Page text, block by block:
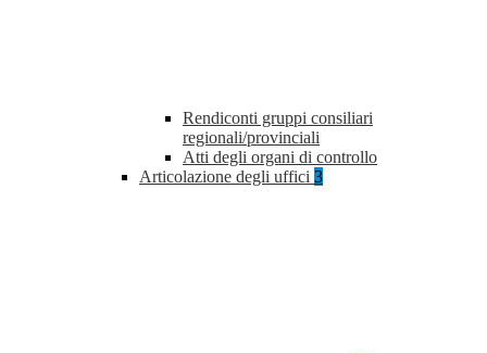
Rendiconti gruppi consiliari
regionali/provinciali
Atti degli organi di controllo
Articolazione degli uffici 3